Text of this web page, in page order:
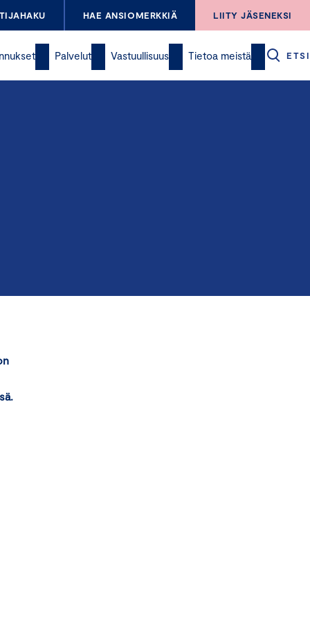
HAE ANSIOMERKKIÄ LIITY JÄSENEKSI
Palvelut Vastuullisuus Tietoa meistä ETSI